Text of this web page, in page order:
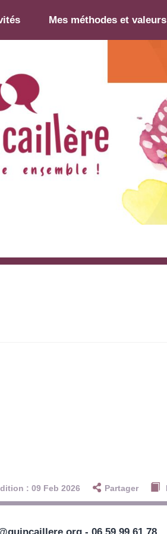
Mes méthodes et valeurs
: 09 Feb 2026 Partager